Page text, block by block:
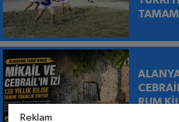
RUM
Reklam